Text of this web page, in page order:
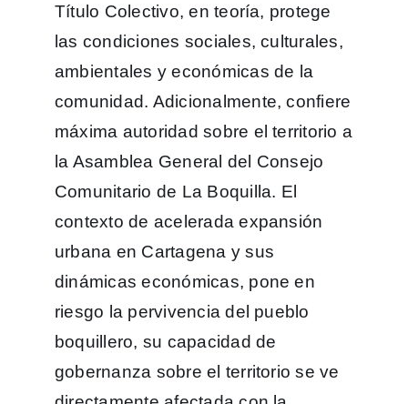
Título Colectivo, en teoría, protege
las condiciones sociales, culturales,
ambientales y económicas de la
comunidad. Adicionalmente, confiere
máxima autoridad sobre el territorio a
la Asamblea General del Consejo
Comunitario de La Boquilla. El
contexto de acelerada expansión
urbana en Cartagena y sus
dinámicas económicas, pone en
riesgo la pervivencia del pueblo
boquillero, su capacidad de
gobernanza sobre el territorio se ve